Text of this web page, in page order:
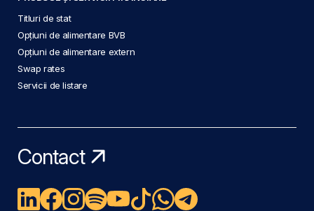
Titluri de stat
Opțiuni de alimentare BVB
Opțiuni de alimentare extern
Swap rates
Servicii de listare
Contact